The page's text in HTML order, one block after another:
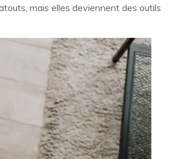
mais elles deviennent des outils